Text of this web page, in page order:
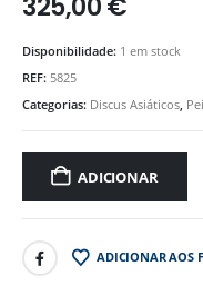
325,00€
Disponibilidade: 1 em stock
REF: 5825
Categorias: Discus Asiáticos
ADICIONAR
ADICIONAR AOS